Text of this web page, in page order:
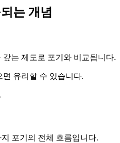
는 개념
는 제도로 포기와 비교됩니다.
유리할 수 있습니다.
포기의 전체 흐름입니다.